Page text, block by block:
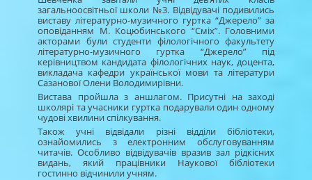
загальноосвітньої школи №3. Відвідувачі подивились
виставу літературно-музичного гуртка “Джерело” за
оповіданням М. Коцюбинського “Сміх”. Головними
акторами були студенти філологічного факультету
літературно-музичного гуртка “Джерело” під
керівництвом кандидата філологічних наук, доцента,
викладача кафедри української мови та літератури
Сазанової Олени Володимирівни.
Вистава пройшла з аншлагом. Присутні на заході
школярі та учасники гуртка подарували один одному
чудові хвилини спілкування.
Також учні відвідали різні відділи бібліотеки,
ознайомились з електронним обслуговуванням
читачів. Особливо відвідувачів вразив зал рідкісних
видань, який працівники Наукової бібліотеки
гостинно відчинили учням.